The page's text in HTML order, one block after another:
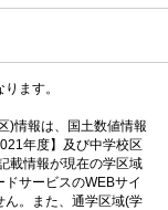
ます。
)情報は、国土数値情報
年度】及び中学校区
載情報が現在の学区域
サービスのWEBサイ
ん。また、通学区域(学